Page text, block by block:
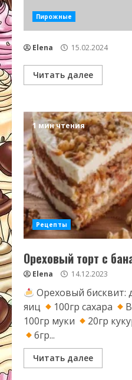
Пирожные
Elena 15.02.2024
Читать далее
1 мин чтения
Рецепты
Ореховый торт с
Elena 14.12.2023
Ореховый бисквит:
яиц
100гр сахара
100гр муки
20гр
6гр...
Читать далее